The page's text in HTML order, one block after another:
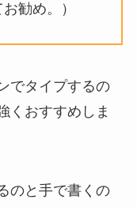
勧め。）
でタイプするの
くおすすめしま
のと手で書くの